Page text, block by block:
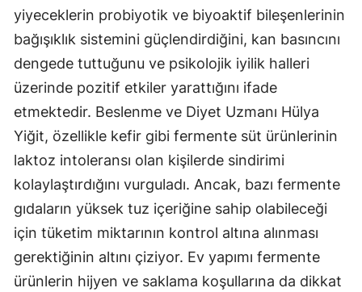
yiyeceklerin probiyotik ve biyoaktif bileşenlerinin
bağışıklık sistemini güçlendirdiğini, kan basıncını
dengede tuttuğunu ve psikolojik iyilik halleri
üzerinde pozitif etkiler yarattığını ifade
etmektedir. Beslenme ve Diyet Uzmanı Hülya
Yiğit, özellikle kefir gibi fermente süt ürünlerinin
laktoz intoleransı olan kişilerde sindirimi
kolaylaştırdığını vurguladı. Ancak, bazı fermente
gıdaların yüksek tuz içeriğine sahip olabileceği
için tüketim miktarının kontrol altına alınması
gerektiğinin altını çiziyor. Ev yapımı fermente
ürünlerin hijyen ve saklama koşullarına da dikkat